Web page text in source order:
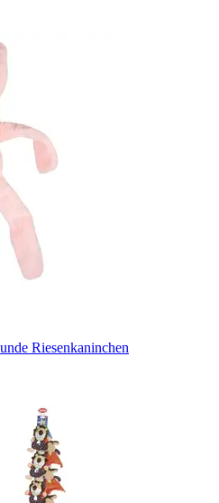
Riesenkaninchen